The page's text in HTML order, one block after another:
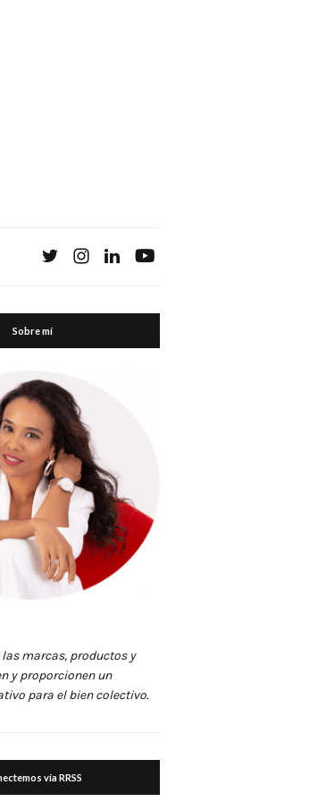
Sobre mí
marcas, productos y
y proporcionen un
para el bien colectivo.
vía RRSS